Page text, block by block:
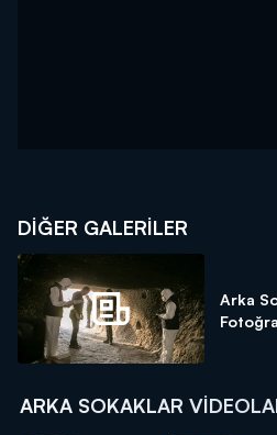
DİĞER GALERİLER
Arka
ARKA SOKAKLAR